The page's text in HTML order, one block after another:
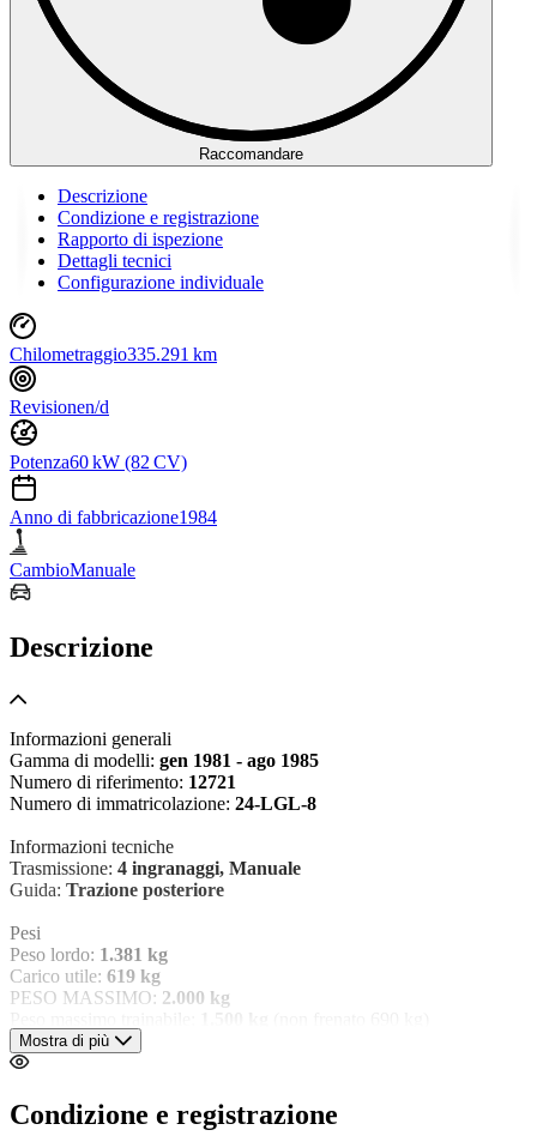
Raccomandare
Descrizione
Condizione e registrazione
Rapporto di ispezione
Dettagli tecnici
Configurazione individuale
Chilometraggio335.291 km
Revisionen/d
Potenza60 kW (82 CV)
Anno di fabbricazione1984
CambioManuale
Descrizione
Informazioni generali
Gamma di modelli: gen 1981 - ago 1985
Numero di riferimento: 12721
Numero di immatricolazione: 24-LGL-8
Informazioni tecniche
Trasmissione: 4 ingranaggi, Manuale
Guida: Trazione posteriore
Pesi
Peso lordo: 1.381 kg
Carico utile: 619 kg
PESO MASSIMO: 2.000 kg
Ambiente
Sicurezza dei prodotti
Mostra di più
Condizione e registrazione